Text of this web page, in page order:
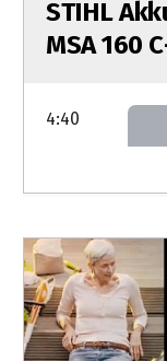
STIHL
MSA 160
4:40